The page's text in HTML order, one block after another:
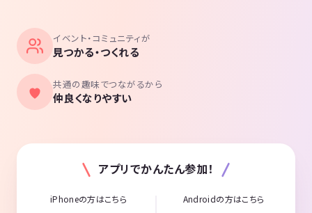
イベント・コミュニティが
見つかる・つくれる
共通の趣味でつながるから
仲良くなりやすい
アプリでかんたん参加！
iPhoneの方はこちら Androidの方はこちら